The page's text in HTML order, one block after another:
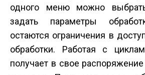
одного меню можно
задать параметры
остаются ограничения в
обработки. Работая с
получает в свое